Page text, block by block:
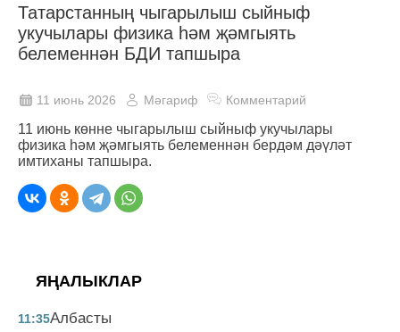
Татарстанның чыгарылыш сыйныф
укучылары физика һәм җәмгыять
белеменнән БДИ тапшыра
11 июнь 2026 Мәгариф Комментарий
11 июнь көнне чыгарылыш сыйныф укучылары
физика һәм җәмгыять белеменнән бердәм дәүләт
имтиханы тапшыра.
ЯҢАЛЫКЛАР
11:35Албасты